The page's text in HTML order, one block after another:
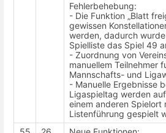
Fehlerbehebung:
- Die Funktion „Blatt
gewissen
werden, dadurch
Spielliste das Spiel 49
- Zuordnung von
manuellem Teilnehmer
Mannschafts- und
- Manuelle Ergebnisse
Ligaspieltag werden
einem anderen Spielort
Listenführung gespielt